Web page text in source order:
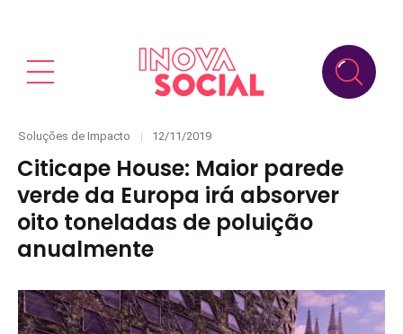
Categories
Soluções de Impacto
Posted
12/11/2019
Citicape House: Maior parede
verde da Europa irá absorver
oito toneladas de poluição
anualmente